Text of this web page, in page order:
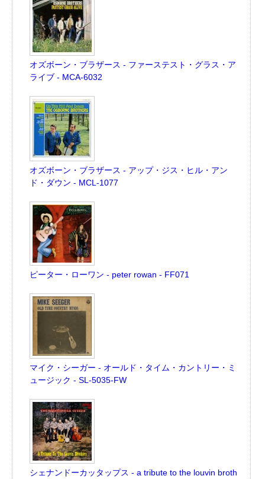
オズボーン・ブラザース - ファーステスト・グラス・ア
ライブ - MCA-6032
オズボーン・ブラザース - アップ・ジス・ヒル・アン
ド・ダウン - MCL-1077
ピーター・ローワン - peter rowan - FF071
マイク・シーガー - オールド・タイム・カントリー・ミ
ュージック - SL-5035-FW
シェナンドーカッタップス - a tribute to the louvin broth